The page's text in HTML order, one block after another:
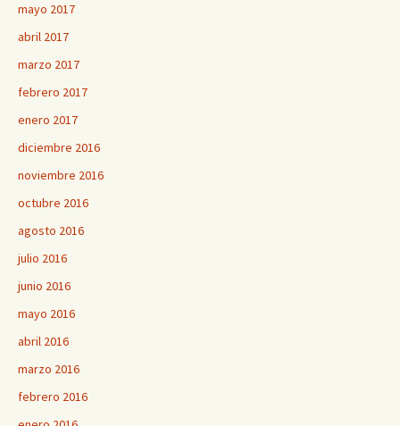
mayo 2017
abril 2017
marzo 2017
febrero 2017
enero 2017
diciembre 2016
noviembre 2016
octubre 2016
agosto 2016
julio 2016
junio 2016
mayo 2016
abril 2016
marzo 2016
febrero 2016